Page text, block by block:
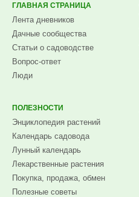
ГЛАВНАЯ СТРАНИЦА
Лента дневников
Дачные сообщества
Статьи о садоводстве
Вопрос-ответ
Люди
ПОЛЕЗНОСТИ
Энциклопедия растений
Календарь садовода
Лунный календарь
Лекарственные растения
Покупка, продажа, обмен
Полезные советы